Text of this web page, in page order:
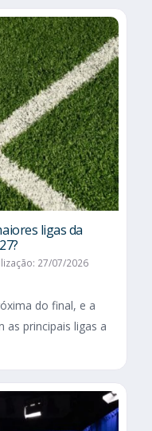
ligas da
27/07/2026
do final, e a
as principais ligas a